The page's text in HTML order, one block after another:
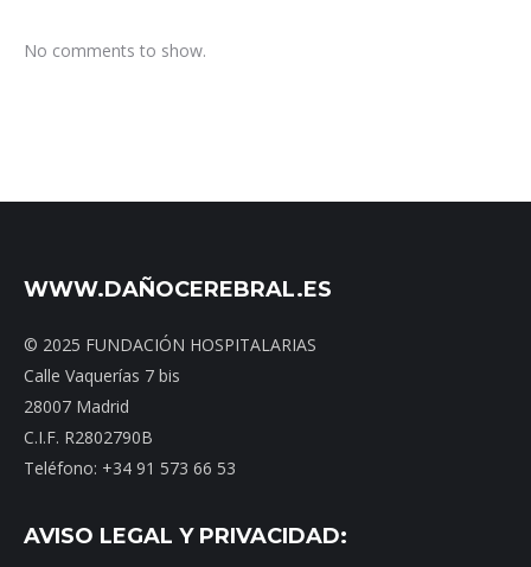
No comments to show.
WWW.DAÑOCEREBRAL.ES
© 2025 FUNDACIÓN HOSPITALARIAS
Calle Vaquerías 7 bis
28007 Madrid
C.I.F. R2802790B
Teléfono: +34 91 573 66 53
AVISO LEGAL Y PRIVACIDAD: